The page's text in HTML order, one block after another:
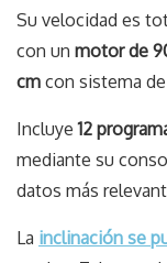
Su velocidad es
con un motor de
cm con sistema
Incluye12
mediante su
datos más
La inclinación se